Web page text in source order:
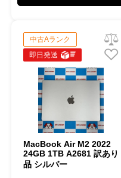
中古Aランク
即日発送
MacBook Air M2 2022
24GB 1TB A2681 訳あり
品 シルバー